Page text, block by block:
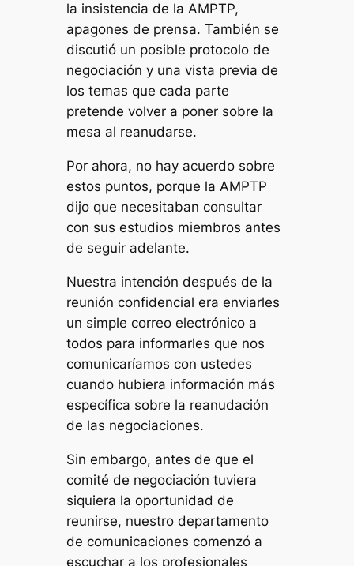
la insistencia de la AMPTP,
apagones de prensa. También se
discutió un posible protocolo de
negociación y una vista previa de
los temas que cada parte
pretende volver a poner sobre la
mesa al reanudarse.
Por ahora, no hay acuerdo sobre
estos puntos, porque la AMPTP
dijo que necesitaban consultar
con sus estudios miembros antes
de seguir adelante.
Nuestra intención después de la
reunión confidencial era enviarles
un simple correo electrónico a
todos para informarles que nos
comunicaríamos con ustedes
cuando hubiera información más
específica sobre la reanudación
de las negociaciones.
Sin embargo, antes de que el
comité de negociación tuviera
siquiera la oportunidad de
reunirse, nuestro departamento
de comunicaciones comenzó a
escuchar a los profesionales